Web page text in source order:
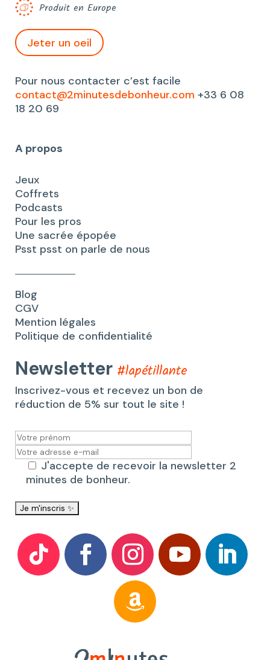
Produit en Europe
Jeter un oeil
Pour nous contacter c’est facile
contact@2minutesdebonheur.com +33 6 08
18 20 69
A propos
Jeux
Coffrets
Podcasts
Pour les pros
Une sacrée épopée
Psst psst on parle de nous
Blog
CGV
Mention légales
Politique de confidentialité
Newsletter #lapétillante
Inscrivez-vous et recevez un bon de
réduction de 5% sur tout le site !
J'accepte de recevoir la newsletter 2
minutes de bonheur.